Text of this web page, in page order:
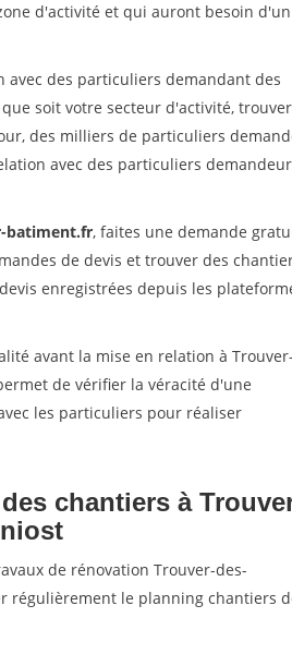
d'activité et qui auront besoin d'un
des particuliers demandant des
soit votre secteur d'activité, trouver
des milliers de particuliers
avec des particuliers
batiment.fr, faites une demande
de devis et trouver des
enregistrées depuis les
avant la mise en relation à Trouver-
de vérifier la véracité d'une
les particuliers pour réaliser
chantiers à
de rénovation Trouver-des-
régulièrement le planning chantiers